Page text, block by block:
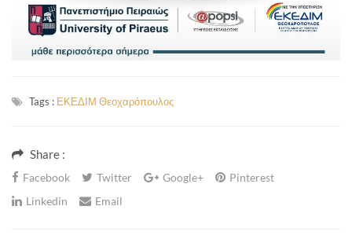
Tags : ΕΚΕΔΙΜ Θεοχαρόπουλος
Share :
Facebook Twitter Google+
Pinterest
Linkedin
Email